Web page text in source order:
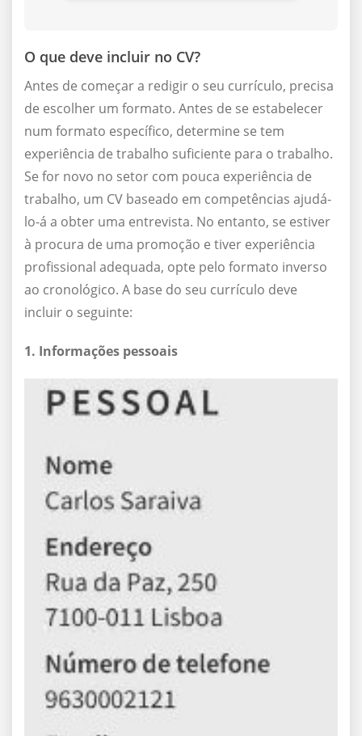
O que deve incluir no CV?
Antes de começar a redigir o seu currículo, precisa
de escolher um formato. Antes de se estabelecer
num formato específico, determine se tem
experiência de trabalho suficiente para o trabalho.
Se for novo no setor com pouca experiência de
trabalho, um CV baseado em competências ajudá-
lo-á a obter uma entrevista. No entanto, se estiver
à procura de uma promoção e tiver experiência
profissional adequada, opte pelo formato inverso
ao cronológico. A base do seu currículo deve
incluir o seguinte:
1. Informações pessoais